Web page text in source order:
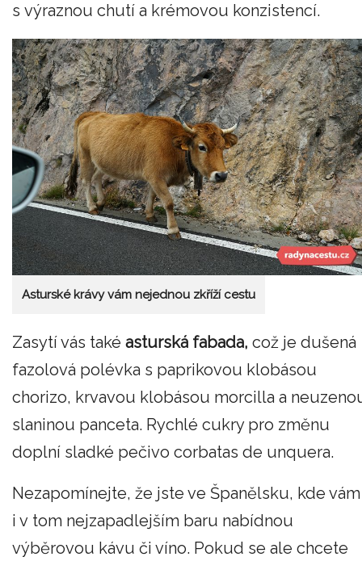
s výraznou chutí a krémovou konzistencí.
Asturské krávy vám nejednou zkříží cestu
Zasytí vás také asturská fabada, což je dušená
fazolová polévka s paprikovou klobásou
chorizo, krvavou klobásou morcilla a
slaninou panceta. Rychlé cukry pro změnu
doplní sladké pečivo corbatas de unquera.
Nezapomínejte, že jste ve Španělsku, kde vám
i v tom nejzapadlejším baru nabídnou
výběrovou kávu či víno. Pokud se ale chcete